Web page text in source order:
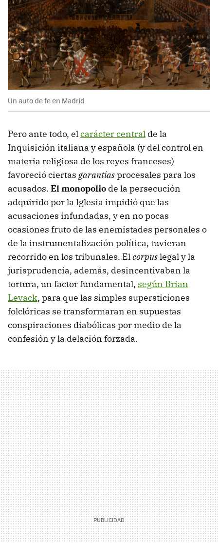
Un auto de fe en Madrid.
Pero ante todo, el carácter central de la
Inquisición italiana y española (y del control en
materia religiosa de los reyes franceses)
favoreció ciertas garantíasprocesales para los
acusados. El monopolio de la persecución
adquirido por la Iglesia impidió que las
acusaciones infundadas, y en no pocas
ocasiones fruto de las enemistades personales o
de la instrumentalización política, tuvieran
recorrido en los tribunales. El corpuslegal y la
jurisprudencia, además, desincentivaban la
tortura, un factor fundamental, según Brian
Levack, para que las simples supersticiones
folclóricas se transformaran en supuestas
conspiraciones diabólicas por medio de la
confesión y la delación forzada.